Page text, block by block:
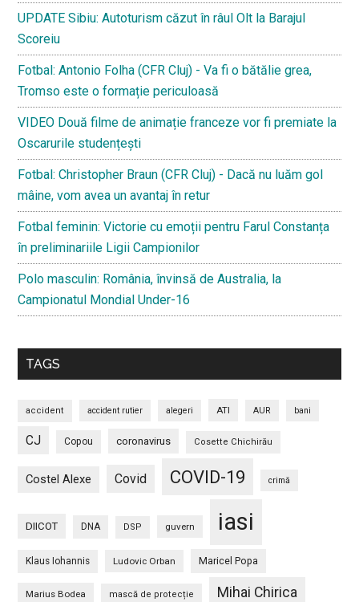
UPDATE Sibiu: Autoturism căzut în râul Olt la Barajul
Scoreiu
Fotbal: Antonio Folha (CFR Cluj) - Va fi o bătălie grea,
Tromso este o formație periculoasă
VIDEO Două filme de animație franceze vor fi premiate la
Oscarurile studențești
Fotbal: Christopher Braun (CFR Cluj) - Dacă nu luăm gol
mâine, vom avea un avantaj în retur
Fotbal feminin: Victorie cu emoții pentru Farul Constanța
în preliminariile Ligii Campionilor
Polo masculin: România, învinsă de Australia, la
Campionatul Mondial Under-16
TAGS
accident accident rutier alegeri ATI AUR bani
CJ Copou coronavirus Cosette Chichirău
Costel Alexe Covid COVID-19 crimă
DIICOT DNA DSP guvern iasi
Klaus Iohannis Ludovic Orban Maricel Popa
Marius Bodea mască de protecție Mihai Chirica